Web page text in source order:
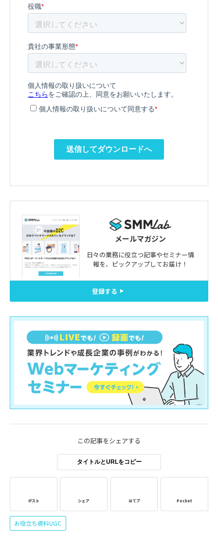
メールマガジン
日々の業務に役立つ記事やセミナー情
報を、 ピックアップしてお届け！
登録する
この記事をシェアする
タイトルとURLをコピー
ポスト シェア はてブ Pocket
お役立ち資料UGC